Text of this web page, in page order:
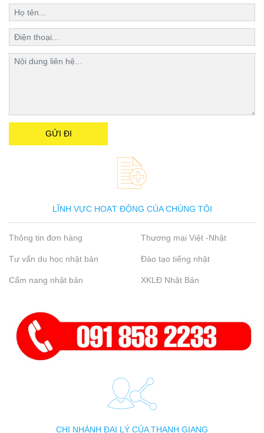
LĨNH VỰC HOẠT ĐỘNG CỦA CHÚNG TÔI
Thông tin đơn hàng Thương mại Việt -Nhật
Tư vấn du học nhật bản Đào tạo tiếng nhật
Cẩm nang nhật bản XKLĐ Nhật Bản
CHI NHÁNH ĐẠI LÝ CỦA THANH GIANG